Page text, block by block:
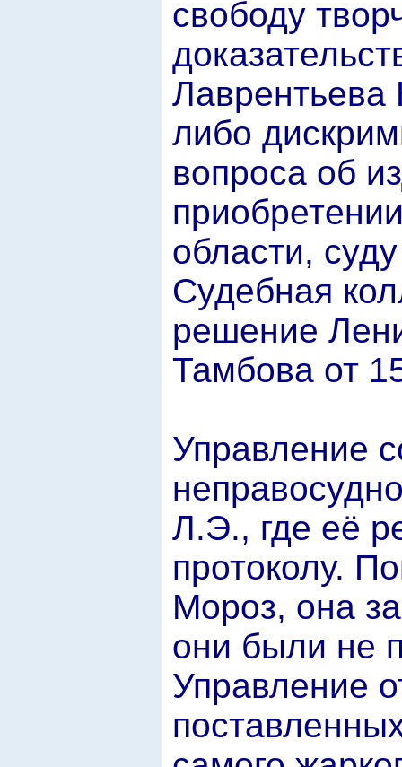
свободу
либо
вопроса об
области,
Судебная
решение
Тамбова от
Управление
Л.Э., где её
протоколу.
Мороз, она
они были не
Управление